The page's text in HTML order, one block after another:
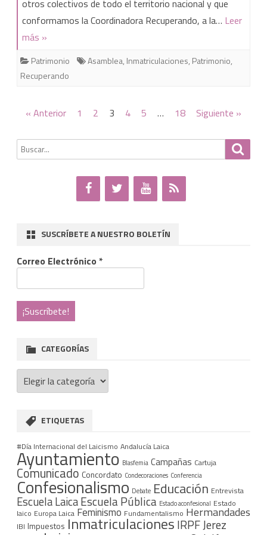
Laicista
de
en
otros colectivos de todo el territorio nacional y que
conformamos la Coordinadora Recuperando, a la… Leer
más »
Patrimonio Asamblea, Inmatriculaciones, Patrimonio,
Recuperando
Paginación
entradas
« Anterior 1 2 3 4 5 … 18 Siguiente »
Buscar
por:
SUSCRÍBETE A NUESTRO BOLETÍN
Correo Electrónico *
CATEGORÍAS
Categorías
ETIQUETAS
#Día Internacional del Laicismo Andalucía Laica
Ayuntamiento Blasfemia Campañas Cartuja
Comunicado Concordato Condecoraciones Conferencia
Confesionalismo Debate Educación Entrevista
Escuela LaicaEscuela Pública Estado aconfesional Estado
laico Europa Laica Feminismo Fundamentalismo Hermandades
IBI Impuestos Inmatriculaciones IRPFJerez